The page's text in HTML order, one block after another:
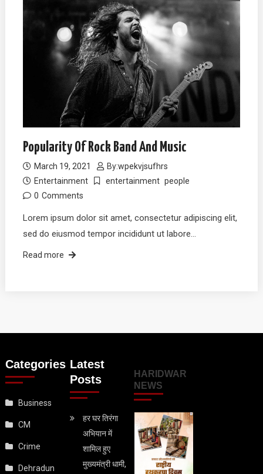
Popularity Of Rock Band And Music
March 19, 2021 By:wpekvjsufhrs
Entertainment
entertainment people
0 Comments
Lorem ipsum dolor sit amet, consectetur adipiscing elit,
sed do eiusmod tempor incididunt ut labore…
Read more
Categories
Business
CM
Crime
Dehradun
Latest
Posts
हर घर तिरंगा
अभियान में
शामिल हुए
मुख्यमंत्री धामी,
HARIDWAR
NEWS